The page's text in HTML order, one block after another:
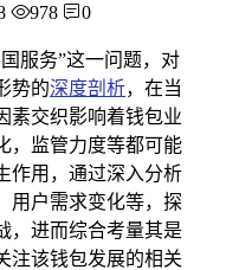
978 0
服务”这一问题，对
势的深度剖析，在当
素交织影响着钱包业
，监管力度等都可能
作用，通过深入分析
用户需求变化等，探
，进而综合考量其是
注该钱包发展的相关